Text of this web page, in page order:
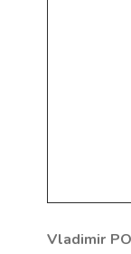
Vladimir